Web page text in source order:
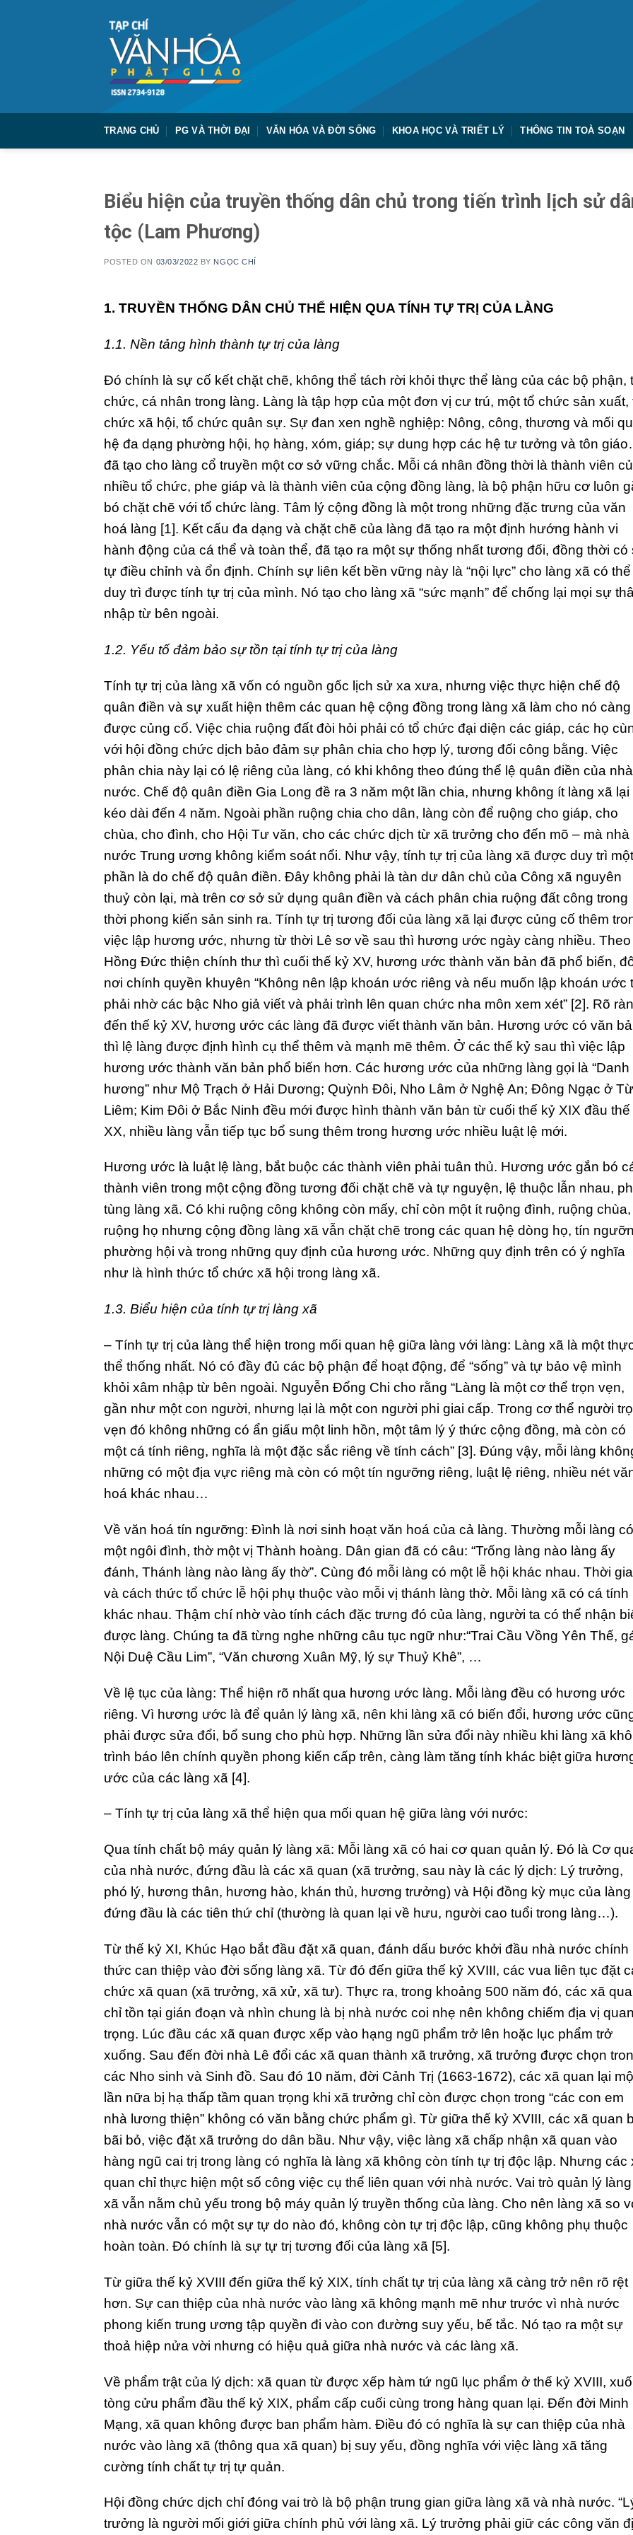
TRANG CHỦ PG VÀ THỜI ĐẠI VĂN HÓA VÀ ĐỜI SỐNG KHOA HỌC VÀ TRIẾT LÝ THÔNG TIN TOÀ SOẠN
Biểu hiện của truyền thống dân chủ trong tiến trình lịch sử
tộc (Lam Phương)
POSTED ON 03/03/2022 BY NGỌC CHÍ
1. TRUYỀN THỐNG DÂN CHỦ THỂ HIỆN QUA TÍNH TỰ TRỊ CỦA LÀNG
1.1. Nền tảng hình thành tự trị của làng
Đó chính là sự cố kết chặt chẽ, không thể tách rời khỏi thực thể làng của các bộ phận,
chức, cá nhân trong làng. Làng là tập hợp của một đơn vị cư trú, một tổ chức sản xuất,
chức xã hội, tổ chức quân sự. Sự đan xen nghề nghiệp: Nông, công, thương và mối
hệ đa dạng phường hội, họ hàng, xóm, giáp; sự dung hợp các hệ tư tưởng và tôn
đã tạo cho làng cổ truyền một cơ sở vững chắc. Mỗi cá nhân đồng thời là thành viên
nhiều tổ chức, phe giáp và là thành viên của cộng đồng làng, là bộ phận hữu cơ luôn
bó chặt chẽ với tổ chức làng. Tâm lý cộng đồng là một trong những đặc trưng của văn
hoá làng [1]. Kết cấu đa dạng và chặt chẽ của làng đã tạo ra một định hướng hành vi
hành động của cá thể và toàn thể, đã tạo ra một sự thống nhất tương đối, đồng thời có
tự điều chỉnh và ổn định. Chính sự liên kết bền vững này là “nội lực” cho làng xã có thể
duy trì được tính tự trị của mình. Nó tạo cho làng xã “sức mạnh” để chống lại mọi sự
nhập từ bên ngoài.
1.2. Yếu tố đảm bảo sự tồn tại tính tự trị của làng
Tính tự trị của làng xã vốn có nguồn gốc lịch sử xa xưa, nhưng việc thực hiện chế độ
quân điền và sự xuất hiện thêm các quan hệ cộng đồng trong làng xã làm cho nó càng
được củng cố. Việc chia ruộng đất đòi hỏi phải có tổ chức đại diện các giáp, các họ
với hội đồng chức dịch bảo đảm sự phân chia cho hợp lý, tương đối công bằng. Việc
phân chia này lại có lệ riêng của làng, có khi không theo đúng thể lệ quân điền của nhà
nước. Chế độ quân điền Gia Long đề ra 3 năm một lần chia, nhưng không ít làng xã lại
kéo dài đến 4 năm. Ngoài phần ruộng chia cho dân, làng còn để ruộng cho giáp, cho
chùa, cho đình, cho Hội Tư văn, cho các chức dịch từ xã trưởng cho đến mõ – mà nhà
nước Trung ương không kiểm soát nổi. Như vậy, tính tự trị của làng xã được duy trì một
phần là do chế độ quân điền. Đây không phải là tàn dư dân chủ của Công xã nguyên
thuỷ còn lại, mà trên cơ sở sử dụng quân điền và cách phân chia ruộng đất công trong
thời phong kiến sản sinh ra. Tính tự trị tương đối của làng xã lại được củng cố thêm
việc lập hương ước, nhưng từ thời Lê sơ về sau thì hương ước ngày càng nhiều. Theo
Hồng Đức thiện chính thư thì cuối thế kỷ XV, hương ước thành văn bản đã phổ biến,
nơi chính quyền khuyên “Không nên lập khoán ước riêng và nếu muốn lập khoán ước
phải nhờ các bậc Nho giả viết và phải trình lên quan chức nha môn xem xét” [2]. Rõ
đến thế kỷ XV, hương ước các làng đã được viết thành văn bản. Hương ước có văn
thì lệ làng được định hình cụ thể thêm và mạnh mẽ thêm. Ở các thế kỷ sau thì việc lập
hương ước thành văn bản phổ biến hơn. Các hương ước của những làng gọi là “Danh
hương” như Mộ Trạch ở Hải Dương; Quỳnh Đôi, Nho Lâm ở Nghệ An; Đông Ngạc ở Từ
Liêm; Kim Đôi ở Bắc Ninh đều mới được hình thành văn bản từ cuối thế kỷ XIX đầu thế
XX, nhiều làng vẫn tiếp tục bổ sung thêm trong hương ước nhiều luật lệ mới.
Hương ước là luật lệ làng, bắt buộc các thành viên phải tuân thủ. Hương ước gắn bó
thành viên trong một cộng đồng tương đối chặt chẽ và tự nguyện, lệ thuộc lẫn nhau,
tùng làng xã. Có khi ruộng công không còn mấy, chỉ còn một ít ruộng đình, ruộng chùa,
ruộng họ nhưng cộng đồng làng xã vẫn chặt chẽ trong các quan hệ dòng họ, tín
phường hội và trong những quy định của hương ước. Những quy định trên có ý nghĩa
như là hình thức tổ chức xã hội trong làng xã.
1.3. Biểu hiện của tính tự trị làng xã
– Tính tự trị của làng thể hiện trong mối quan hệ giữa làng với làng: Làng xã là một
thể thống nhất. Nó có đầy đủ các bộ phận để hoạt động, để “sống” và tự bảo vệ mình
khỏi xâm nhập từ bên ngoài. Nguyễn Đổng Chi cho rằng “Làng là một cơ thể trọn vẹn,
gần như một con người, nhưng lại là một con người phi giai cấp. Trong cơ thể người
vẹn đó không những có ẩn giấu một linh hồn, một tâm lý ý thức cộng đồng, mà còn có
một cá tính riêng, nghĩa là một đặc sắc riêng về tính cách” [3]. Đúng vậy, mỗi làng
những có một địa vực riêng mà còn có một tín ngưỡng riêng, luật lệ riêng, nhiều nét
hoá khác nhau…
Về văn hoá tín ngưỡng: Đình là nơi sinh hoạt văn hoá của cả làng. Thường mỗi làng có
một ngôi đình, thờ một vị Thành hoàng. Dân gian đã có câu: “Trống làng nào làng ấy
đánh, Thánh làng nào làng ấy thờ”. Cùng đó mỗi làng có một lễ hội khác nhau. Thời
và cách thức tổ chức lễ hội phụ thuộc vào mỗi vị thánh làng thờ. Mỗi làng xã có cá tính
khác nhau. Thậm chí nhờ vào tính cách đặc trưng đó của làng, người ta có thể nhận
được làng. Chúng ta đã từng nghe những câu tục ngữ như:“Trai Cầu Vồng Yên Thế,
Nội Duệ Cầu Lim”, “Văn chương Xuân Mỹ, lý sự Thuỷ Khê”, …
Về lệ tục của làng: Thể hiện rõ nhất qua hương ước làng. Mỗi làng đều có hương ước
riêng. Vì hương ước là để quản lý làng xã, nên khi làng xã có biến đổi, hương ước
phải được sửa đổi, bổ sung cho phù hợp. Những lần sửa đổi này nhiều khi làng xã
trình báo lên chính quyền phong kiến cấp trên, càng làm tăng tính khác biệt giữa
ước của các làng xã [4].
– Tính tự trị của làng xã thể hiện qua mối quan hệ giữa làng với nước:
Qua tính chất bộ máy quản lý làng xã: Mỗi làng xã có hai cơ quan quản lý. Đó là Cơ
của nhà nước, đứng đầu là các xã quan (xã trưởng, sau này là các lý dịch: Lý trưởng,
phó lý, hương thân, hương hào, khán thủ, hương trưởng) và Hội đồng kỳ mục của làng
đứng đầu là các tiên thứ chỉ (thường là quan lại về hưu, người cao tuổi trong làng…).
Từ thế kỷ XI, Khúc Hạo bắt đầu đặt xã quan, đánh dấu bước khởi đầu nhà nước chính
thức can thiệp vào đời sống làng xã. Từ đó đến giữa thế kỷ XVIII, các vua liên tục đặt
chức xã quan (xã trưởng, xã xử, xã tư). Thực ra, trong khoảng 500 năm đó, các xã
chỉ tồn tại gián đoạn và nhìn chung là bị nhà nước coi nhẹ nên không chiếm địa vị quan
trọng. Lúc đầu các xã quan được xếp vào hạng ngũ phẩm trở lên hoặc lục phẩm trở
xuống. Sau đến đời nhà Lê đổi các xã quan thành xã trưởng, xã trưởng được chọn
các Nho sinh và Sinh đồ. Sau đó 10 năm, đời Cảnh Trị (1663-1672), các xã quan lại
lần nữa bị hạ thấp tầm quan trọng khi xã trưởng chỉ còn được chọn trong “các con em
nhà lương thiện” không có văn bằng chức phẩm gì. Từ giữa thế kỷ XVIII, các xã quan
bãi bỏ, việc đặt xã trưởng do dân bầu. Như vậy, việc làng xã chấp nhận xã quan vào
hàng ngũ cai trị trong làng có nghĩa là làng xã không còn tính tự trị độc lập. Nhưng các
quan chỉ thực hiện một số công việc cụ thể liên quan với nhà nước. Vai trò quản lý làng
xã vẫn nằm chủ yếu trong bộ máy quản lý truyền thống của làng. Cho nên làng xã so
nhà nước vẫn có một sự tự do nào đó, không còn tự trị độc lập, cũng không phụ thuộc
hoàn toàn. Đó chính là sự tự trị tương đối của làng xã [5].
Từ giữa thế kỷ XVIII đến giữa thế kỷ XIX, tính chất tự trị của làng xã càng trở nên rõ rệt
hơn. Sự can thiệp của nhà nước vào làng xã không mạnh mẽ như trước vì nhà nước
phong kiến trung ương tập quyền đi vào con đường suy yếu, bế tắc. Nó tạo ra một sự
thoả hiệp nửa vời nhưng có hiệu quả giữa nhà nước và các làng xã.
Về phẩm trật của lý dịch: xã quan từ được xếp hàm tứ ngũ lục phẩm ở thế kỷ XVIII,
tòng cửu phẩm đầu thế kỷ XIX, phẩm cấp cuối cùng trong hàng quan lại. Đến đời Minh
Mạng, xã quan không được ban phẩm hàm. Điều đó có nghĩa là sự can thiệp của nhà
nước vào làng xã (thông qua xã quan) bị suy yếu, đồng nghĩa với việc làng xã tăng
cường tính chất tự trị tự quản.
Hội đồng chức dịch chỉ đóng vai trò là bộ phận trung gian giữa làng xã và nhà nước.
trưởng là người mối giới giữa chính phủ với làng xã. Lý trưởng phải giữ các công văn